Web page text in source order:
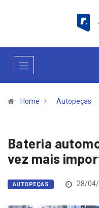
Home Autopeças
Bateria
vez mais
AUTOPEÇAS 28/